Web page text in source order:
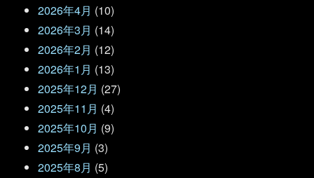
2026年4月 (10)
2026年3月 (14)
2026年2月 (12)
2026年1月 (13)
2025年12月 (27)
2025年11月 (4)
2025年10月 (9)
2025年9月 (3)
2025年8月 (5)